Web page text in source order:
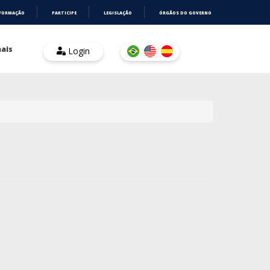
PARTICIPE LEGISLAÇÃO ÓRGÃOS DO GOVERNO
Login